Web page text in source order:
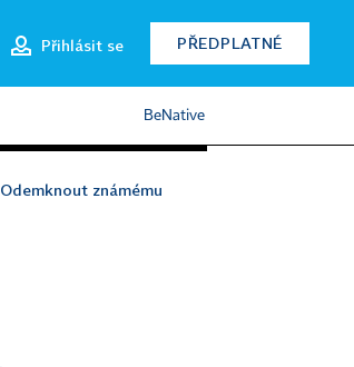
Přihlásit se PŘEDPLATNÉ
BeNative
Odemknout známému